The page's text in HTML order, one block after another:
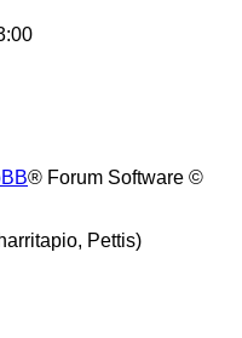
® Forum Software ©
Pettis)